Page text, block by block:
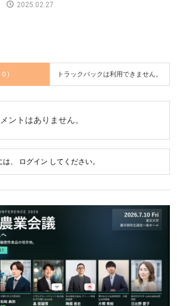
2025.02.27
0 ) トラックバックは利用できません。
ントはありません。
、 ログイン してください。